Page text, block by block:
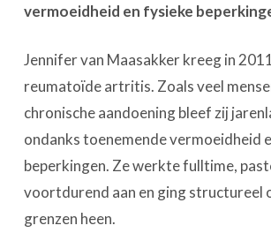
vermoeidheid en fysieke
Jennifer van Maasakker kreeg in
reumatoïde artritis. Zoals veel
chronische aandoening bleef zij
ondanks toenemende vermoeidheid
beperkingen. Ze werkte fulltime,
voortdurend aan en ging structureel
grenzen heen.